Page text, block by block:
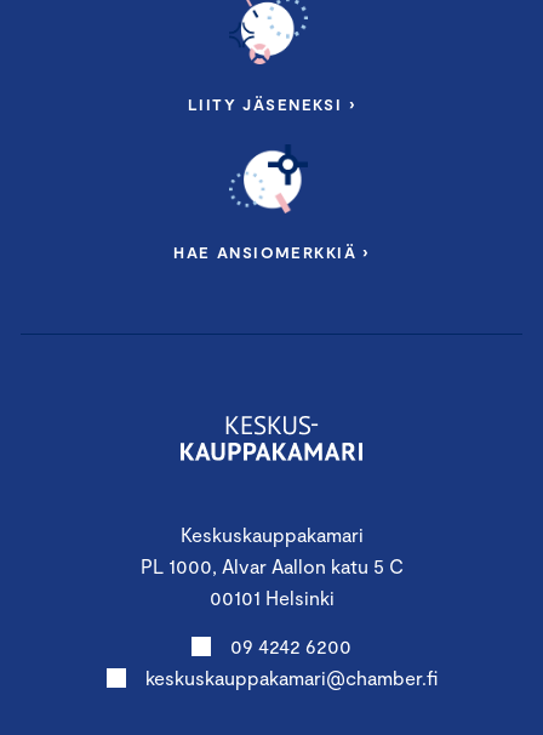
Keskuskauppakamari
PL 1000, Alvar Aallon katu 5 C
00101 Helsinki
09 4242 6200
keskuskauppakamari@chamber.fi
LIITY JÄSENEKSI ›
HAE ANSIOMERKKIÄ ›